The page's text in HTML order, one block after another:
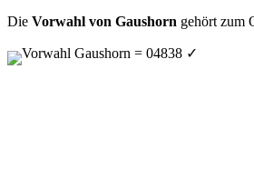
Die Vorwahl von Gaushorn gehört zum
Vorwahl Gaushorn = 04838 ✓